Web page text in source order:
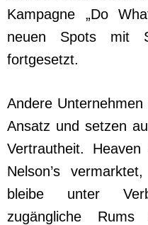
Kampagne „Do
neuen Spots mit
fortgesetzt.
Andere
Ansatz und setzen
Vertrautheit.
Nelson’s
bleibe unter
zugängliche